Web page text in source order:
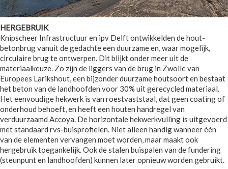
HERGEBRUIK
Knipscheer Infrastructuur en ipv Delft ontwikkelden de hout-
betonbrug vanuit de gedachte een duurzame en, waar mogelijk,
circulaire brug te ontwerpen. Dit blijkt onder meer uit de
materiaalkeuze. Zo zijn de liggers van de brug in Zwolle van
Europees Larikshout, een bijzonder duurzame houtsoort en bestaat
het beton van de landhoofden voor 30% uit gerecycled materiaal.
Het eenvoudige hekwerk is van roestvaststaal, dat geen coating of
onderhoud behoeft, en heeft een houten handregel van
verduurzaamd Accoya. De horizontale hekwerkvulling is uitgevoerd
met standaard rvs-buisprofielen. Niet alleen handig wanneer één
van de elementen vervangen moet worden, maar maakt ook
hergebruik toegankelijk. Ook de stalen buispalen van de fundering
(steunpunt en landhoofden) kunnen later opnieuw worden gebruikt.